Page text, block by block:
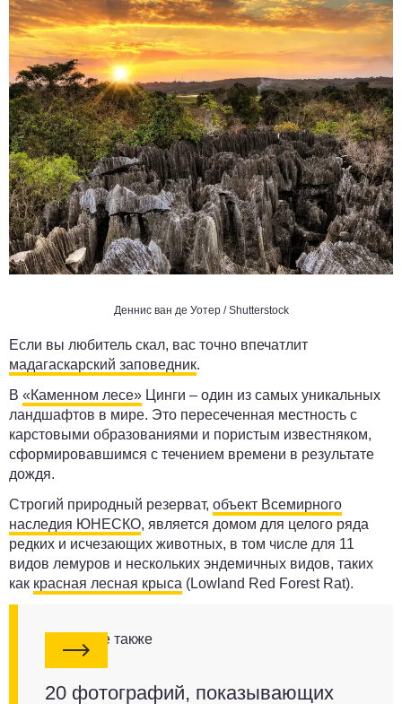
Деннис ван де Уотер / Shutterstock
Если вы любитель скал, вас точно впечатлит
мадагаскарский заповедник.
В «Каменном лесе» Цинги – один из самых уникальных
ландшафтов в мире. Это пересеченная местность с
карстовыми образованиями и пористым известняком,
сформировавшимся с течением времени в результате
дождя.
Строгий природный резерват, объект Всемирного
наследия ЮНЕСКО, является домом для целого ряда
редких и исчезающих животных, в том числе для 11
видов лемуров и нескольких эндемичных видов, таких
как красная лесная крыса (Lowland Red Forest Rat).
Смотрите также
20 фотографий, показывающих